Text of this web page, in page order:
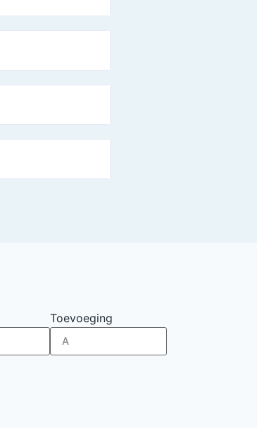
Toevoeging